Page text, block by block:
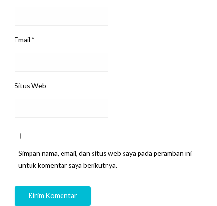
Email *
Situs Web
Simpan nama, email, dan situs web saya pada peramban ini
untuk komentar saya berikutnya.